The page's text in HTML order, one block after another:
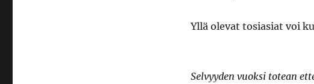
Yllä olevat tosiasiat voi
Selvyyden vuoksi totean